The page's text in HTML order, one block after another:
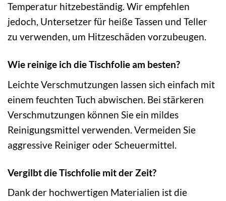
Temperatur hitzebeständig. Wir empfehlen
jedoch, Untersetzer für heiße Tassen und Teller
zu verwenden, um Hitzeschäden vorzubeugen.
Wie reinige ich die Tischfolie am besten?
Leichte Verschmutzungen lassen sich einfach mit
einem feuchten Tuch abwischen. Bei stärkeren
Verschmutzungen können Sie ein mildes
Reinigungsmittel verwenden. Vermeiden Sie
aggressive Reiniger oder Scheuermittel.
Vergilbt die Tischfolie mit der Zeit?
Dank der hochwertigen Materialien ist die